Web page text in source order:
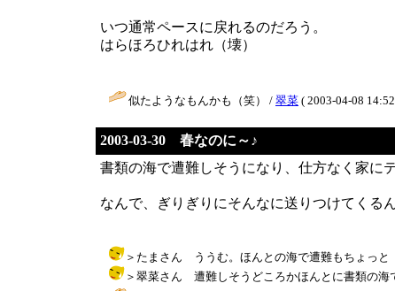
いつ通常ペースに戻れるのだろう。
はらほろひれはれ（壊）
似たようなもんかも（笑） / 翠菜 ( 2003-04-08
2003-03-30 春なのに～♪
書類の海で遭難しそうになり、仕方なく家に
なんで、ぎりぎりにそんなに送りつけてくるん
＞たまさん ううむ。ほんとの海で遭難もちょっと
＞翠菜さん 遭難しそうどころかほんとに書類の海